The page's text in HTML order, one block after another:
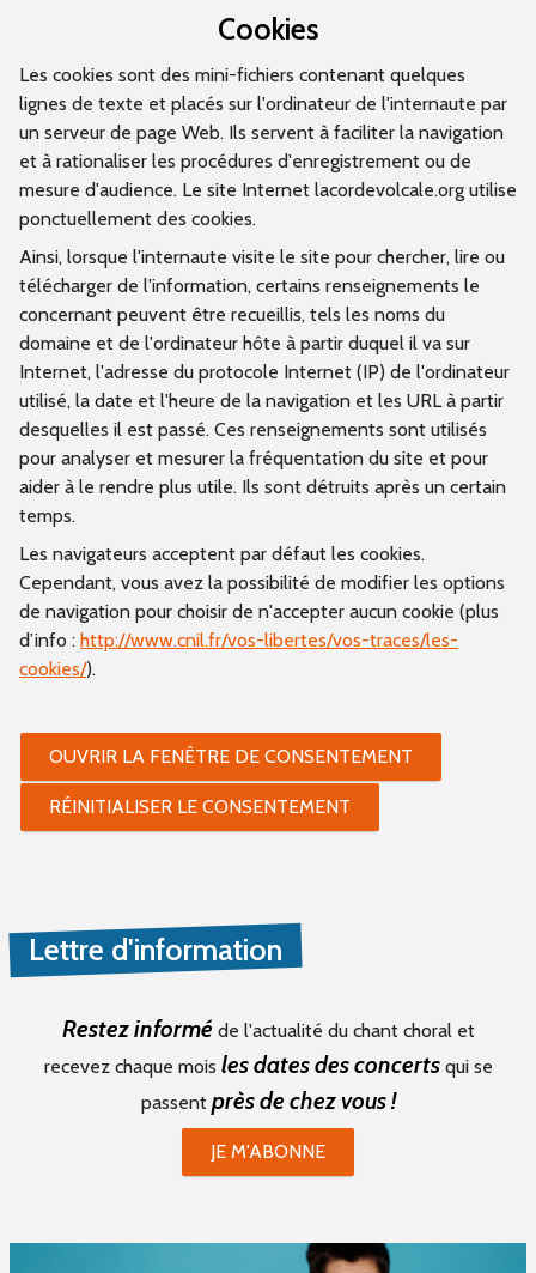
Cookies
Les cookies sont des mini-fichiers contenant quelques
lignes de texte et placés sur l'ordinateur de l'internaute par
un serveur de page Web. Ils servent à faciliter la navigation
et à rationaliser les procédures d'enregistrement ou de
mesure d'audience. Le site Internet lacordevolcale.org utilise
ponctuellement des cookies.
Ainsi, lorsque l'internaute visite le site pour chercher, lire ou
télécharger de l'information, certains renseignements le
concernant peuvent être recueillis, tels les noms du
domaine et de l'ordinateur hôte à partir duquel il va sur
Internet, l'adresse du protocole Internet (IP) de l'ordinateur
utilisé, la date et l'heure de la navigation et les URL à partir
desquelles il est passé. Ces renseignements sont utilisés
pour analyser et mesurer la fréquentation du site et pour
aider à le rendre plus utile. Ils sont détruits après un certain
temps.
Les navigateurs acceptent par défaut les cookies.
Cependant, vous avez la possibilité de modifier les options
de navigation pour choisir de n'accepter aucun cookie (plus
d’info : http://www.cnil.fr/vos-libertes/vos-traces/les-
cookies/).
OUVRIR LA FENÊTRE DE CONSENTEMENT
RÉINITIALISER LE CONSENTEMENT
Lettre d'information
Restez informé de l'actualité du chant choral et
recevez chaque mois les dates des concertsqui se
passent près de chez vous !
JE M'ABONNE